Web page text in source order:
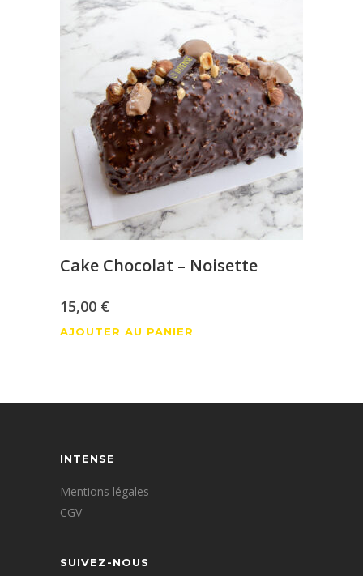
Cake Chocolat – Noisette
15,00 €
AJOUTER AU PANIER
INTENSE
Mentions légales
CGV
SUIVEZ-NOUS